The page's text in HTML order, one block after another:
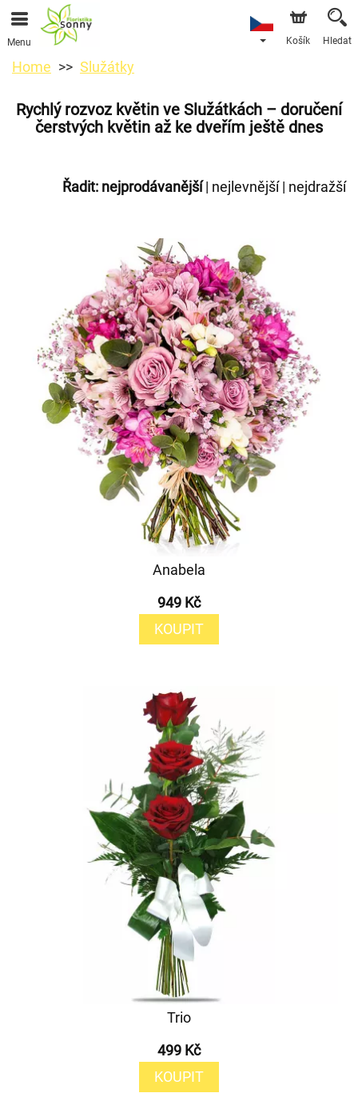
Menu Košík Hledat
Home Služátky
Rychlý rozvoz květin ve Služátkách – doručení
čerstvých květin až ke dveřím ještě dnes
Řadit: nejprodávanější| nejlevnější| nejdražší
Anabela
949 Kč
KOUPIT
Trio
499 Kč
KOUPIT